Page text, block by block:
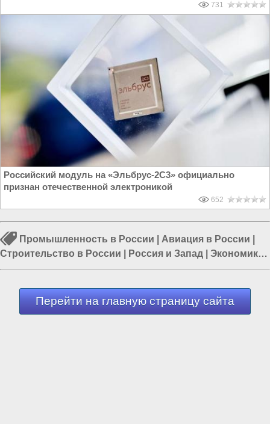
731
Российский модуль на «Эльбрус-2С3» официально
признан отечественной электроникой
652
Промышленность в России Авиация в России
Строительство в России
Россия и Запад
Экономика
в России|Россия и Евразия|Строительство заводов
Перейти на главную страницу сайта